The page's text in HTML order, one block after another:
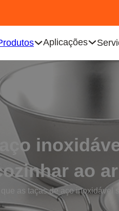
Aplicações
ao
as taças de aço inoxidável